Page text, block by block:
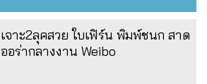
เจาะ2ลุคสวย ใบเฟิร์น พิมพ์ชนก สาด
ออร่ากลางงาน Weibo